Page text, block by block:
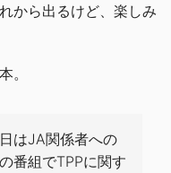
から出るけど、楽しみ
。
はJA関係者への
番組でTPPに関す